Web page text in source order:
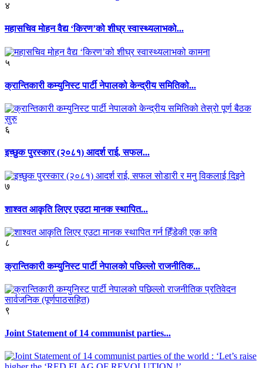
४
महासचिव मोहन वैद्य ‘किरण’को शीघ्र स्वास्थ्यलाभको...
५
क्रान्तिकारी कम्युनिस्ट पार्टी नेपालको केन्द्रीय समितिको...
६
इच्छुक पुरस्कार (२०८१) आदर्श राई, सफल...
७
शाश्वत आकृति लिएर एउटा मानक स्थापित...
८
क्रान्तिकारी कम्युनिस्ट पार्टी नेपालको पछिल्लो राजनीतिक...
९
Joint Statement of 14 communist parties...